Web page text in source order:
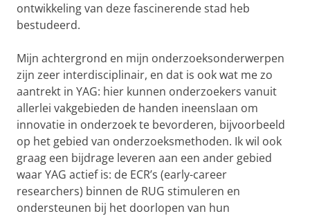
ontwikkeling van deze fascinerende stad heb
bestudeerd.
Mijn achtergrond en mijn onderzoeksonderwerpen
zijn zeer interdisciplinair, en dat is ook wat me zo
aantrekt in YAG: hier kunnen onderzoekers vanuit
allerlei vakgebieden de handen ineenslaan om
innovatie in onderzoek te bevorderen, bijvoorbeeld
op het gebied van onderzoeksmethoden. Ik wil ook
graag een bijdrage leveren aan een ander gebied
waar YAG actief is: de ECR’s (early-career
researchers) binnen de RUG stimuleren en
ondersteunen bij het doorlopen van hun